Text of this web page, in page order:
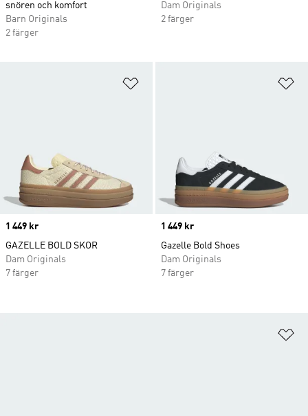
snören och komfort
Barn Originals
2 färger
Dam Originals
2 färger
Price
1 449 kr
GAZELLE BOLD SKOR
Dam Originals
7 färger
Price
1 449 kr
Gazelle Bold Shoes
Dam Originals
7 färger